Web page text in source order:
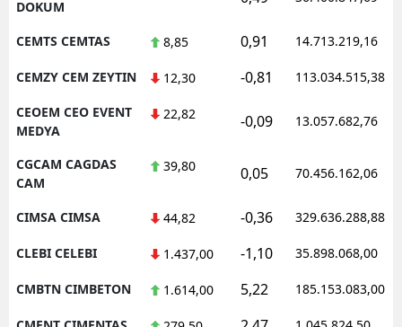
DOKUM
CEMTS CEMTAS 8,85 0,91 14.713.219,16
CEMZY CEM ZEYTIN 12,30 -0,81 113.034.515,38
CEOEM CEO EVENT
MEDYA
22,82 -0,09 13.057.682,76
CGCAM CAGDAS
CAM
39,80 0,05 70.456.162,06
CIMSA CIMSA 44,82 -0,36 329.636.288,88
CLEBI CELEBI 1.437,00 -1,10 35.898.068,00
CMBTN CIMBETON 1.614,00 5,22 185.153.083,00